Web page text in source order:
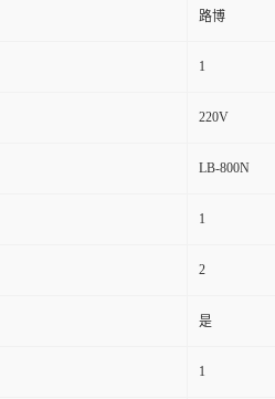
路博
1
220V
LB-800N
1
2
是
1